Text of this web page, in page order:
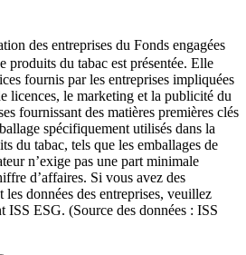
des entreprises du Fonds engagées
produits du tabac est présentée. Elle
fournis par les entreprises impliquées
licences, le marketing et la publicité du
fournissant des matières premières clés
spécifiquement utilisés dans la
du tabac, tels que les emballages de
n’exige pas une part minimale
d’affaires. Si vous avez des
les données des entreprises, veuillez
ISS ESG. (Source des données : ISS